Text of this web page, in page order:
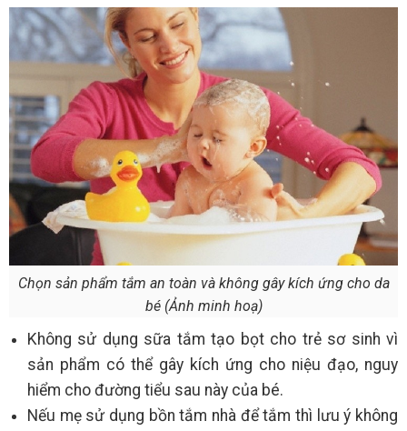
Chọn sản phẩm tắm an toàn và không gây kích ứng cho da
bé (Ảnh minh hoạ)
Không sử dụng sữa tắm tạo bọt cho trẻ sơ sinh vì
sản phẩm có thể gây kích ứng cho niệu đạo, nguy
hiểm cho đường tiểu sau này của bé.
Nếu mẹ sử dụng bồn tắm nhà để tắm thì lưu ý không